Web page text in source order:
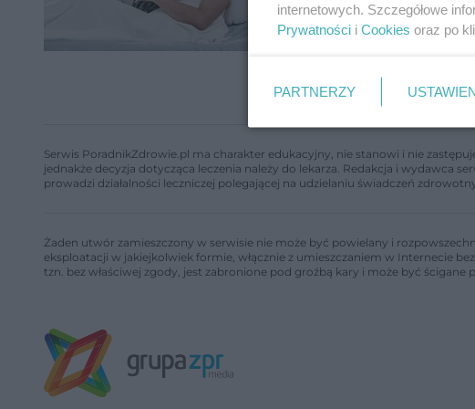
Serwis PoradnikZdrowie.pl ma charakter edukacyjny, nie stanowi i nie
jednakże decyzja dotycząca leczenia należy do lekarza. Redakcja i wydawca
prowadzi działalności leczniczej polegającej na udzielaniu świadczeń
Żaden utwór zamieszczony w serwisie nie może być powielany i
eksploatacji w jakiejkolwiek formie, włącznie z umieszczaniem w Internecie
tzn. bez właściwej zgody, jest zabronione pod groźbą kary i może być ścigane
internetowych. Szczegółowe
Prywatności i Cookies oraz po
PARTNERZY